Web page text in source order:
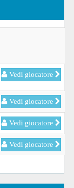
Vedi giocatore
Vedi giocatore
Vedi giocatore
Vedi giocatore